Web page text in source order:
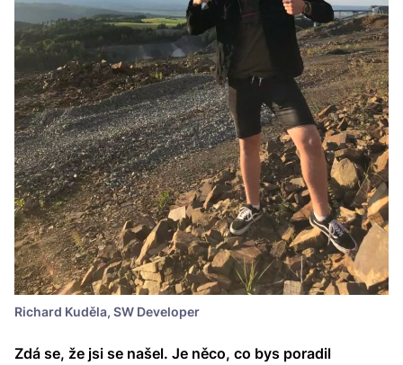
Richard Kuděla, SW Developer
Zdá se, že jsi se našel. Je něco, co bys poradil